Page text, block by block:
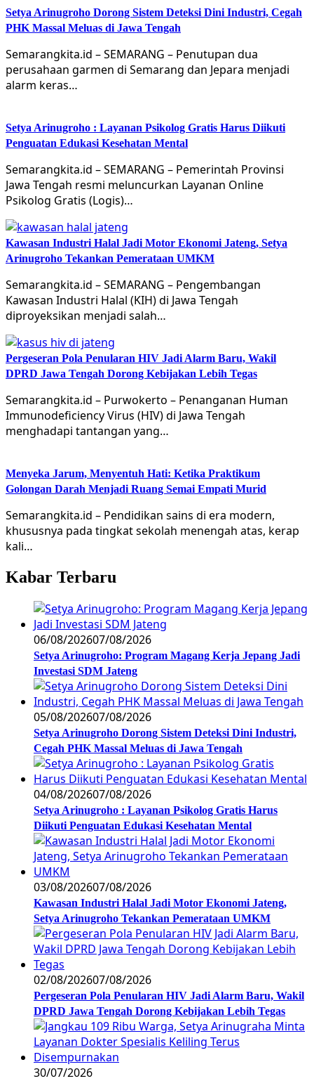
Setya Arinugroho Dorong Sistem Deteksi Dini Industri, Cegah
PHK Massal Meluas di Jawa Tengah
Semarangkita.id – SEMARANG – Penutupan dua
perusahaan garmen di Semarang dan Jepara menjadi
alarm keras…
Setya Arinugroho : Layanan Psikolog Gratis Harus Diikuti
Penguatan Edukasi Kesehatan Mental
Semarangkita.id – SEMARANG – Pemerintah Provinsi
Jawa Tengah resmi meluncurkan Layanan Online
Psikolog Gratis (Logis)…
Kawasan Industri Halal Jadi Motor Ekonomi Jateng, Setya
Arinugroho Tekankan Pemerataan UMKM
Semarangkita.id – SEMARANG – Pengembangan
Kawasan Industri Halal (KIH) di Jawa Tengah
diproyeksikan menjadi salah…
Pergeseran Pola Penularan HIV Jadi Alarm Baru, Wakil
DPRD Jawa Tengah Dorong Kebijakan Lebih Tegas
Semarangkita.id – Purwokerto – Penanganan Human
Immunodeficiency Virus (HIV) di Jawa Tengah
menghadapi tantangan yang…
Menyeka Jarum, Menyentuh Hati: Ketika Praktikum
Golongan Darah Menjadi Ruang Semai Empati Murid
Semarangkita.id – Pendidikan sains di era modern,
khususnya pada tingkat sekolah menengah atas, kerap
kali…
Kabar Terbaru
06/08/202607/08/2026
Setya Arinugroho: Program Magang Kerja Jepang Jadi
Investasi SDM Jateng
05/08/202607/08/2026
Setya Arinugroho Dorong Sistem Deteksi Dini Industri,
Cegah PHK Massal Meluas di Jawa Tengah
04/08/202607/08/2026
Setya Arinugroho : Layanan Psikolog Gratis Harus
Diikuti Penguatan Edukasi Kesehatan Mental
03/08/202607/08/2026
Kawasan Industri Halal Jadi Motor Ekonomi Jateng,
Setya Arinugroho Tekankan Pemerataan UMKM
02/08/202607/08/2026
Pergeseran Pola Penularan HIV Jadi Alarm Baru, Wakil
DPRD Jawa Tengah Dorong Kebijakan Lebih Tegas
30/07/2026